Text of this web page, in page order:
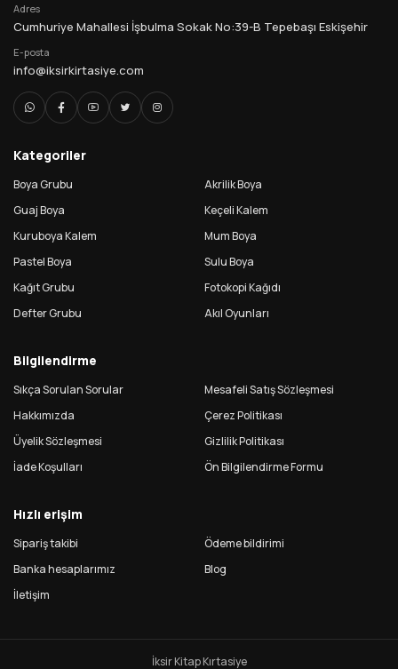
Adres
Cumhuriye Mahallesi İşbulma Sokak No:39-B Tepebaşı Eskişehir
E-posta
info@iksirkirtasiye.com
Kategoriler
Boya Grubu
Akrilik Boya
Guaj Boya
Keçeli Kalem
Kuruboya Kalem
Mum Boya
Pastel Boya
Sulu Boya
Kağıt Grubu
Fotokopi Kağıdı
Defter Grubu
Akıl Oyunları
Bilgilendirme
Sıkça Sorulan Sorular
Mesafeli Satış Sözleşmesi
Hakkımızda
Çerez Politikası
Üyelik Sözleşmesi
Gizlilik Politikası
İade Koşulları
Ön Bilgilendirme Formu
Hızlı erişim
Sipariş takibi
Ödeme bildirimi
Banka hesaplarımız
Blog
İletişim
İksir Kitap Kırtasiye